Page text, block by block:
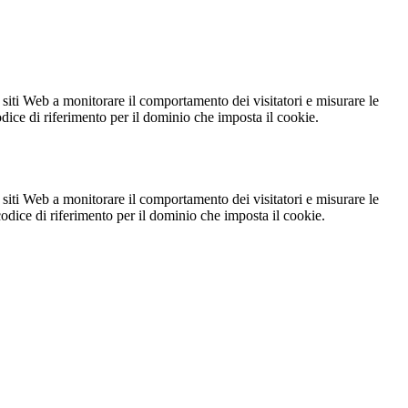
Web a monitorare il comportamento dei visitatori e misurare le
di riferimento per il dominio che imposta il cookie.
Web a monitorare il comportamento dei visitatori e misurare le
di riferimento per il dominio che imposta il cookie.